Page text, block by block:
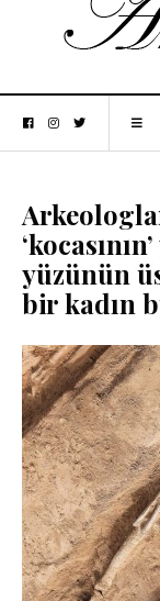
yüzünün
bir kadın